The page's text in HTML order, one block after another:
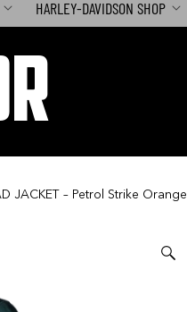
HARLEY-DAVIDSON SHOP
JACKET – Petrol Strike Orange